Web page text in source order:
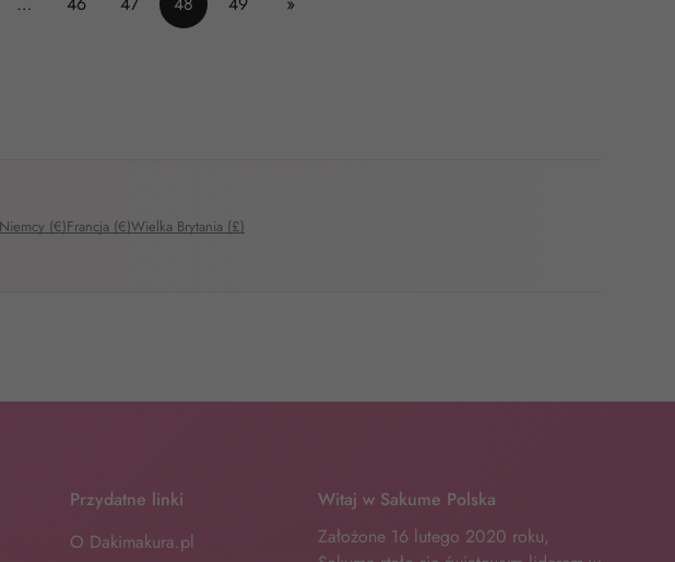
Niemcy (€)Francja (€)Wielka Brytania (£)
Przydatne linki
O Dakimakura.pl
Witaj w Sakume Polska
Założone 16 lutego 2020 roku,